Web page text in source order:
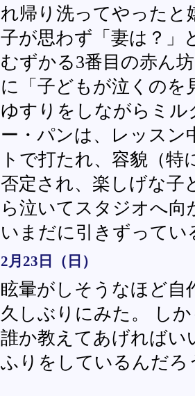
れ帰り洗ってやったと
子が思わず「妻は？」
むずかる3番目の赤ん
に「子どもが泣くのを
ゆすりをしながらミル
ー・パンは、レッス
トで打たれ、容貌（
否定され、楽しげな子
ら泣いてスタジオへ
いまだに引きずってい
2月23日（日）
眩暈がしそうなほど自
久しぶりにみた。 し
誰か教えてあげればい
ふりをしているんだろ